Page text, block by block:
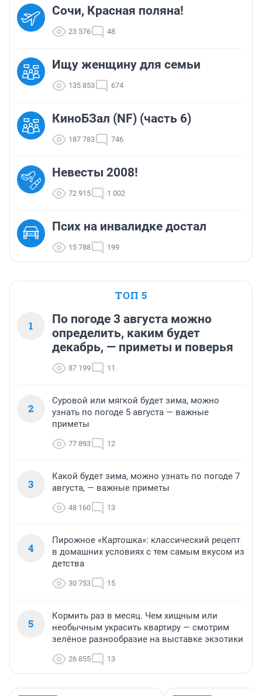
Сочи, Красная поляна!
23 576 48
Ищу женщину для семьи
135 853 674
КиноБЗал (NF) (часть 6)
187 783 746
Невесты 2008!
72 915 1 002
Псих на инвалидке достал
15 788 199
ТОП 5
1
По погоде 3 августа можно
определить, каким будет
декабрь, — приметы и поверья
87 199 11
2
Суровой или мягкой будет зима, можно
узнать по погоде 5 августа — важные
приметы
77 893 12
3
Какой будет зима, можно узнать по погоде 7
августа, — важные приметы
48 160 13
4
Пирожное «Картошка»: классический рецепт
в домашних условиях с тем самым вкусом из
детства
30 753 15
5
Кормить раз в месяц. Чем хищным или
необычным украсить квартиру — смотрим
зелёное разнообразие на выставке экзотики
26 855 13